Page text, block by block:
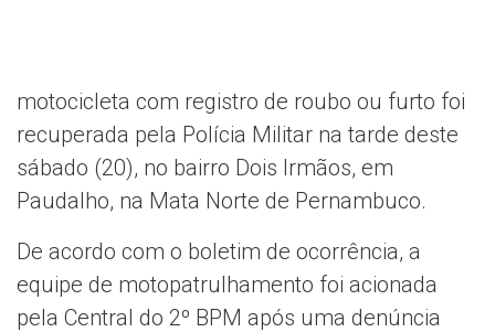
motocicleta com registro de roubo ou furto foi
recuperada pela Polícia Militar na tarde deste
sábado (20), no bairro Dois Irmãos, em
Paudalho, na Mata Norte de Pernambuco.
De acordo com o boletim de ocorrência, a
equipe de motopatrulhamento foi acionada
pela Central do 2º BPM após uma denúncia